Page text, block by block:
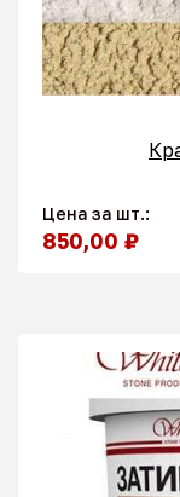
Цена за шт.:
850,00 ₽